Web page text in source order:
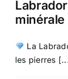
La
les pierres